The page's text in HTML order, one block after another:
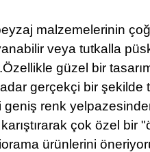
malzemelerinin
veya tutkalla
güzel bir
gerçekçi bir
renk
çok özel bir
ürünlerini